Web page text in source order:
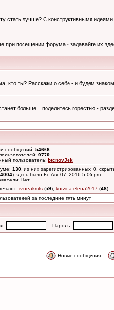
стать лучше? С конструктивными
при посещении форума - задавайте их
кто ты? Расскажи о себе - и будем
больше... поделитесь горестью -
сообщений: 54666
9779
пользователь: btcnovJek
130 , из них зарегистрированных: 0,
4004) здесь было Вс Авг 07, 2016 5:05 pm
Нет
ivlueakmts (59), korzina.elena2017 (48)
за последние пять минут
Пароль:
Новые сообщения